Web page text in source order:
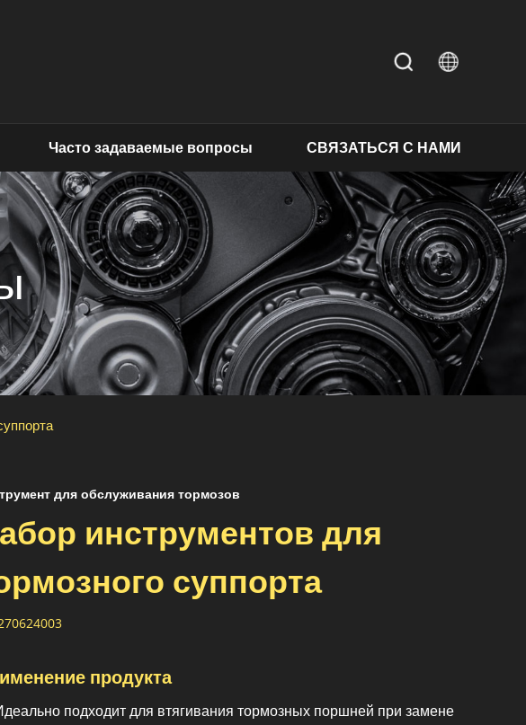
Часто задаваемые вопросы СВЯЗАТЬСЯ С НАМИ
для обслуживания тормозов
инструментов для
суппорта
продукта
подходит для втягивания тормозных поршней при замене